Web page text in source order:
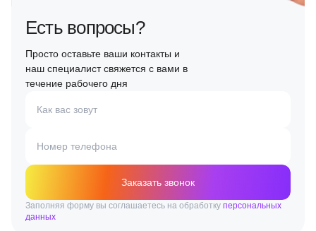
Есть вопросы?
Просто оставьте ваши контакты и
наш специалист свяжется с вами в
течение рабочего дня
Как вас зовут
Номер телефона
Заказать звонок
Заполняя форму вы соглашаетесь на обработку персональных
данных